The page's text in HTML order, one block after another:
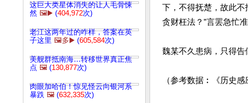
这巨大类星体消失的让人毛骨悚
然 🖼️▶️ (404,972次)
老江这两年过的咋样，答案在英
子这里 🖼️多▶️ (605,584次)
美舰群抵南海…转移世界真正焦
点 🖼️ (130,877次)
肉眼加哈伯！惊见怪云向银河系
暴跌 🖼️ (632,335次)
下，不得抚楚，故此不
贪财枉法？”言罢急忙
魏某不久患病，只得告
（参考数据︰《历史